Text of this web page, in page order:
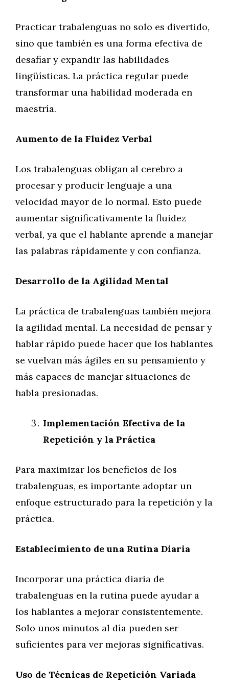
Practicar trabalenguas no solo es divertido,
sino que también es una forma efectiva de
desafiar y expandir las habilidades
lingüísticas. La práctica regular puede
transformar una habilidad moderada en
maestría.
Aumento de la Fluidez Verbal
Los trabalenguas obligan al cerebro a
procesar y producir lenguaje a una
velocidad mayor de lo normal. Esto puede
aumentar significativamente la fluidez
verbal, ya que el hablante aprende a manejar
las palabras rápidamente y con confianza.
Desarrollo de la Agilidad Mental
La práctica de trabalenguas también mejora
la agilidad mental. La necesidad de pensar y
hablar rápido puede hacer que los hablantes
se vuelvan más ágiles en su pensamiento y
más capaces de manejar situaciones de
habla presionadas.
Implementación Efectiva de la
Repetición y la Práctica
Para maximizar los beneficios de los
trabalenguas, es importante adoptar un
enfoque estructurado para la repetición y la
práctica.
Establecimiento de una Rutina Diaria
Incorporar una práctica diaria de
trabalenguas en la rutina puede ayudar a
los hablantes a mejorar consistentemente.
Solo unos minutos al día pueden ser
suficientes para ver mejoras significativas.
Uso de Técnicas de Repetición Variada